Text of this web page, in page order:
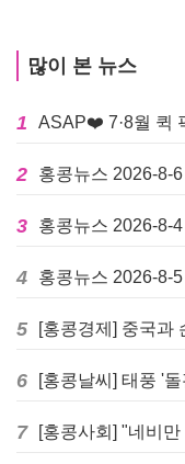
많이 본 뉴스
1 ASAP❤️ 7·8월 퀵
2 홍콩뉴스 2026-8-
3 홍콩뉴스 2026-8-
4 홍콩뉴스 2026-8-
5
6 [홍콩날씨] 태풍 '
7